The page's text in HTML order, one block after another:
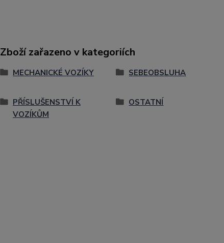
Zboží zařazeno v kategoriích
MECHANICKÉ VOZÍKY SEBEOBSLUHA
PŘÍSLUŠENSTVÍ K
VOZÍKŮM
OSTATNÍ